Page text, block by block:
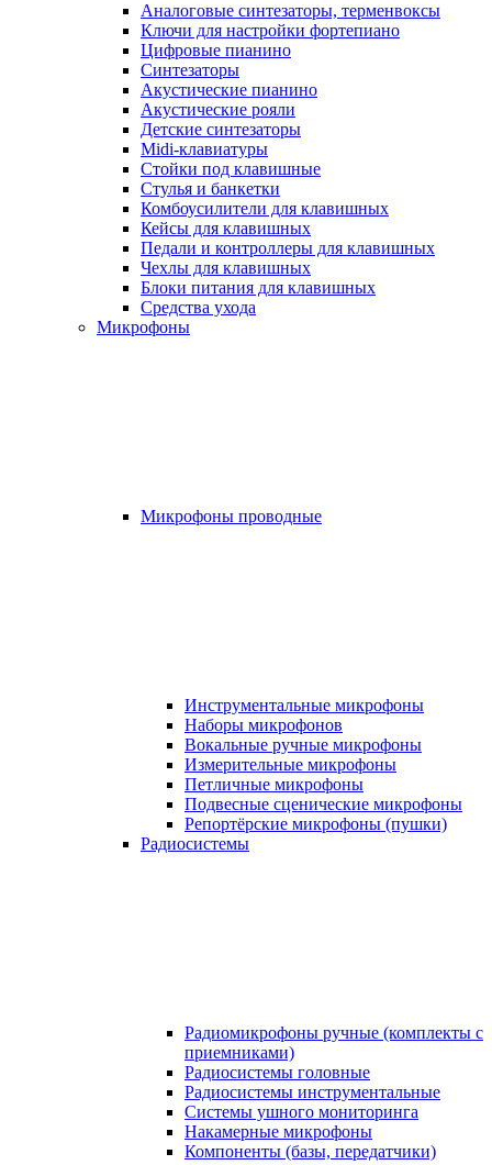
Аналоговые синтезаторы, терменвоксы
Ключи для настройки фортепиано
Цифровые пианино
Синтезаторы
Акустические пианино
Акустические рояли
Детские синтезаторы
Midi-клавиатуры
Стойки под клавишные
Стулья и банкетки
Комбоусилители для клавишных
Кейсы для клавишных
Педали и контроллеры для клавишных
Чехлы для клавишных
Блоки питания для клавишных
Средства ухода
Микрофоны
Микрофоны проводные
Инструментальные микрофоны
Наборы микрофонов
Вокальные ручные микрофоны
Измерительные микрофоны
Петличные микрофоны
Подвесные сценические микрофоны
Репортёрские микрофоны (пушки)
Радиосистемы
Радиомикрофоны ручные (комплекты с
приемниками)
Радиосистемы головные
Радиосистемы инструментальные
Системы ушного мониторинга
Накамерные микрофоны
Компоненты (базы, передатчики)